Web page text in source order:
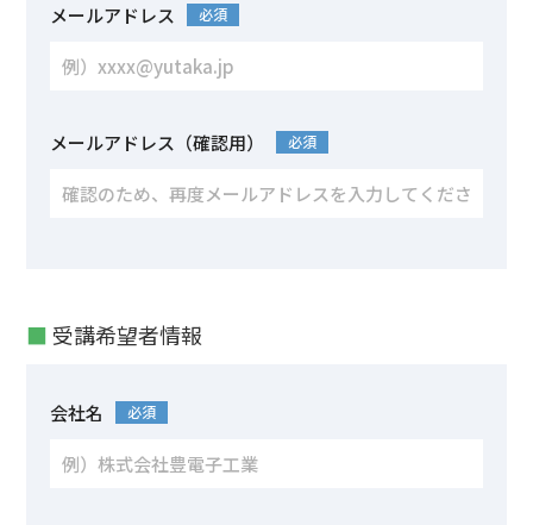
メールアドレス 必須
メールアドレス（確認用） 必須
■ 受講希望者情報
会社名 必須